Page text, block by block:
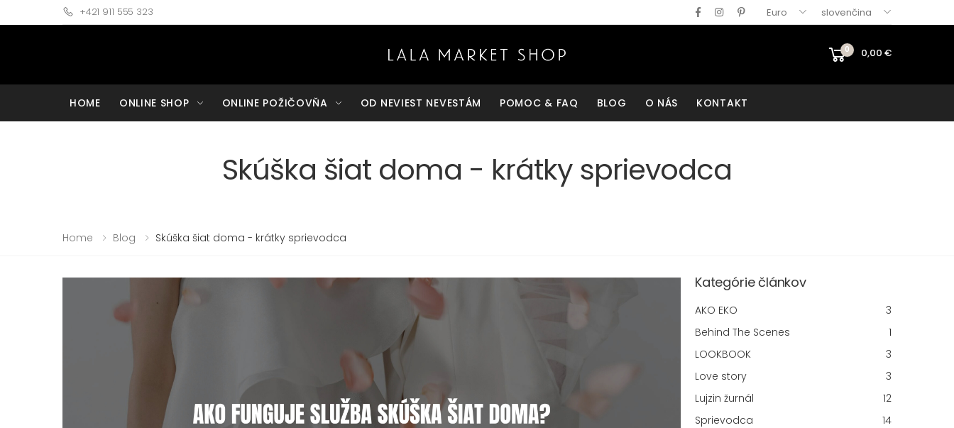
+421 911 555 323 Euro slovenčina
0 0,00 €
HOME ONLINE SHOP ONLINE POŽIČOVŇA OD NEVIEST NEVESTÁM POMOC & FAQ BLOG O NÁS KONTAKT
Skúška šiat doma - krátky sprievodca
Home Blog Skúška šiat doma - krátky sprievodca
Kategórie článkov
AKO EKO
3
Behind The Scenes
1
LOOKBOOK
3
Love story
3
Lujzin žurnál
12
Sprievodca
14